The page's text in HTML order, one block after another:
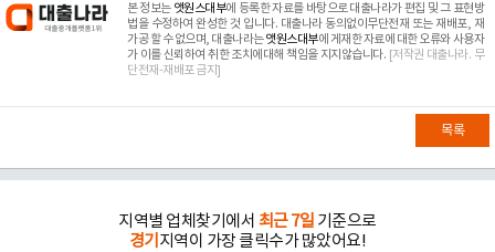
본 정보는 앳원스대부에 등록한 자료를 바탕으로 대출나라가 편집 및 그 표현방
법을 수정하여 완성한 것 입니다. 대출나라 동의없이무단전재 또는 재배포, 재
가공 할 수 없으며, 대출나라는앳원스대부에 게재한 자료에 대한 오류와 사용자
가 이를 신뢰하여 취한 조치에대해 책임을 지지않습니다. [저작권 대출나라. 무
단전재-재배포 금지]
목록
지역별 업체찾기에서 최근 7일 기준으로
경기 지역이 가장 클릭수가 많았어요!